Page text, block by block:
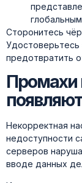
Сторонитесь
Удостоверьтесь
предотвратить
Промахи
Некорректная
недоступности
серверов
вводе данных